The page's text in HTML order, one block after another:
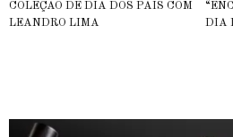
COLEÇÃO DE DIA DOS PAIS COM
LEANDRO LIMA
DIA